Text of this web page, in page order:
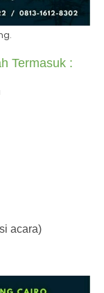
Termasuk :
acara)